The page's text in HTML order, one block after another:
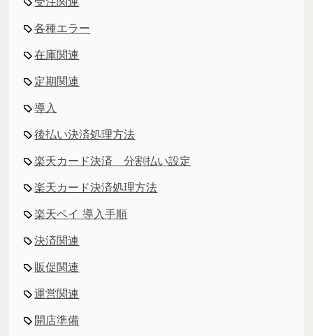
各種エラー
在庫関連
定期関連
導入
後払い決済処理方法
楽天カード決済 分割払い設定
楽天カード決済処理方法
楽天ペイ 導入手順
決済関連
販促関連
運営関連
開店準備